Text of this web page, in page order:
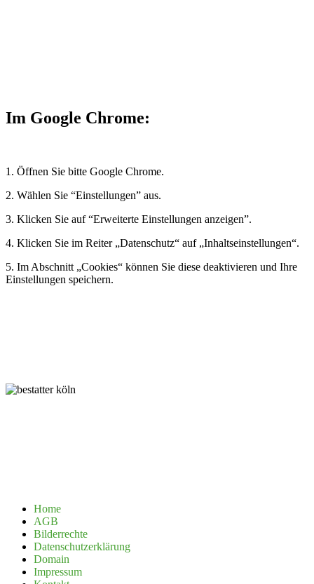
Im Google Chrome:
1. Öffnen Sie bitte Google Chrome.
2. Wählen Sie “Einstellungen” aus.
3. Klicken Sie auf “Erweiterte Einstellungen anzeigen”.
4. Klicken Sie im Reiter „Datenschutz“ auf „Inhaltseinstellungen“.
5. Im Abschnitt „Cookies“ können Sie diese deaktivieren und Ihre
Einstellungen speichern.
Home
AGB
Bilderrechte
Datenschutzerklärung
Domain
Impressum